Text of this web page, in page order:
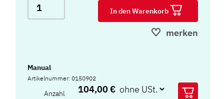
In den Warenkorb
merken
Manual
Artikelnummer: 0150902
Anzahl 104,00 €